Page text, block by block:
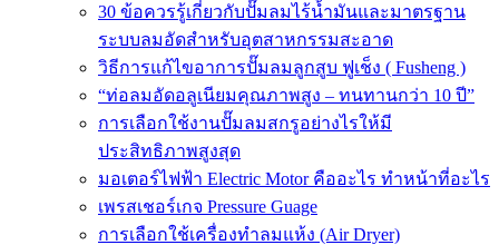
30 ข้อควรรู้เกี่ยวกับปั๊มลมไร้น้ำมันและมาตรฐาน
ระบบลมอัดสำหรับอุตสาหกรรมสะอาด
วิธีการแก้ไขอาการปั๊มลมลูกสูบ ฟูเช็ง ( Fusheng )
“ท่อลมอัดอลูเนียมคุณภาพสูง – ทนทานกว่า 10 ปี”
การเลือกใช้งานปั๊มลมสกรูอย่างไรให้มี
ประสิทธิภาพสูงสุด
มอเตอร์ไฟฟ้า Electric Motor คืออะไร ทำหน้าที่อะไร
เพรสเชอร์เกจ Pressure Guage
การเลือกใช้เครื่องทำลมแห้ง (Air Dryer)